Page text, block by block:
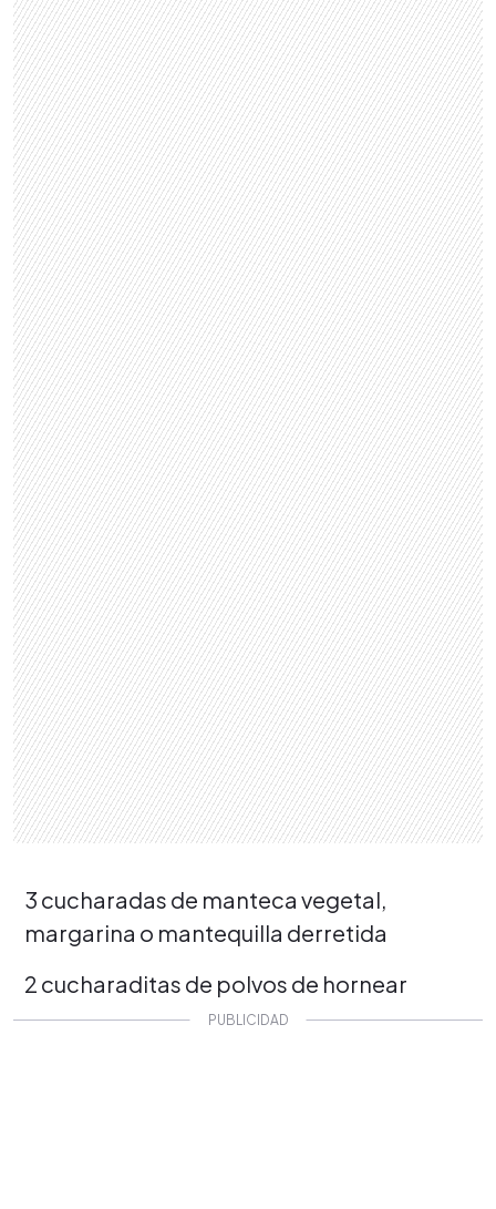
3 cucharadas de manteca vegetal,
margarina o mantequilla derretida
2 cucharaditas de polvos de hornear